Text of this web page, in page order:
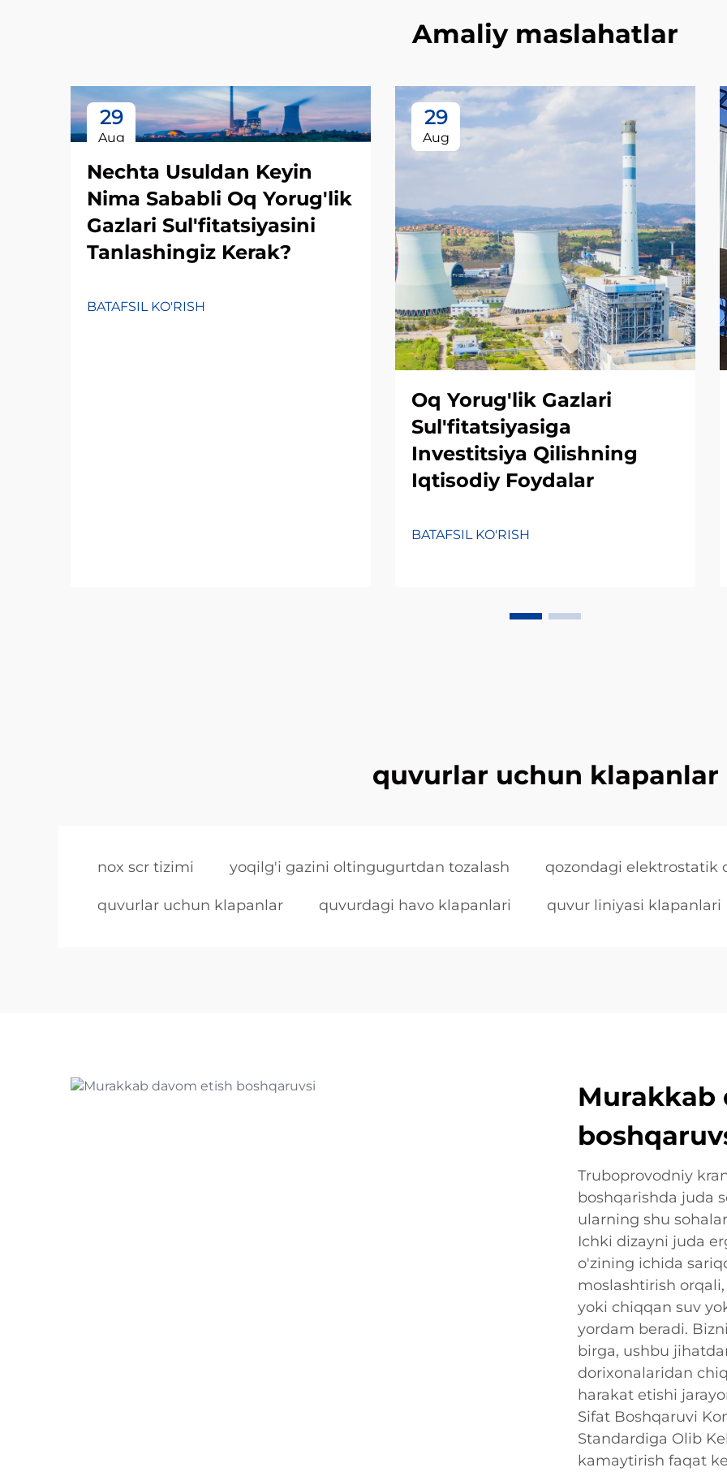
Amaliy maslahatlar
29
Aug
Nechta Usuldan Keyin
Nima Sababli Oq Yorug'lik
Gazlari Sul'fitatsiyasini
Tanlashingiz Kerak?
BATAFSIL KO'RISH
29
Aug
Oq Yorug'lik Gazlari
Sul'fitatsiyasiga
Investitsiya Qilishning
Iqtisodiy Foydalar
BATAFSIL KO'RISH
quvurlar uchun klapanlar
nox scr tizimi yoqilg'i gazini oltingugurtdan tozalash qozondagi elektrostatik
quvurlar uchun klapanlar quvurdagi havo klapanlari quvur liniyasi klapanlari
Murakkab
Truboprovodniy
boshqarishda juda
ularning shu
Ichki dizayni juda
o'zining ichida
moslashtirish
yoki chiqqan suv
yordam beradi.
birga, ushbu
dorixonalaridan
harakat etishi
Sifat Boshqaruvi
Standardiga Olib
kamaytirish faqat